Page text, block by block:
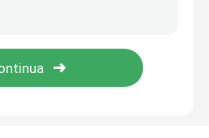
da giardino